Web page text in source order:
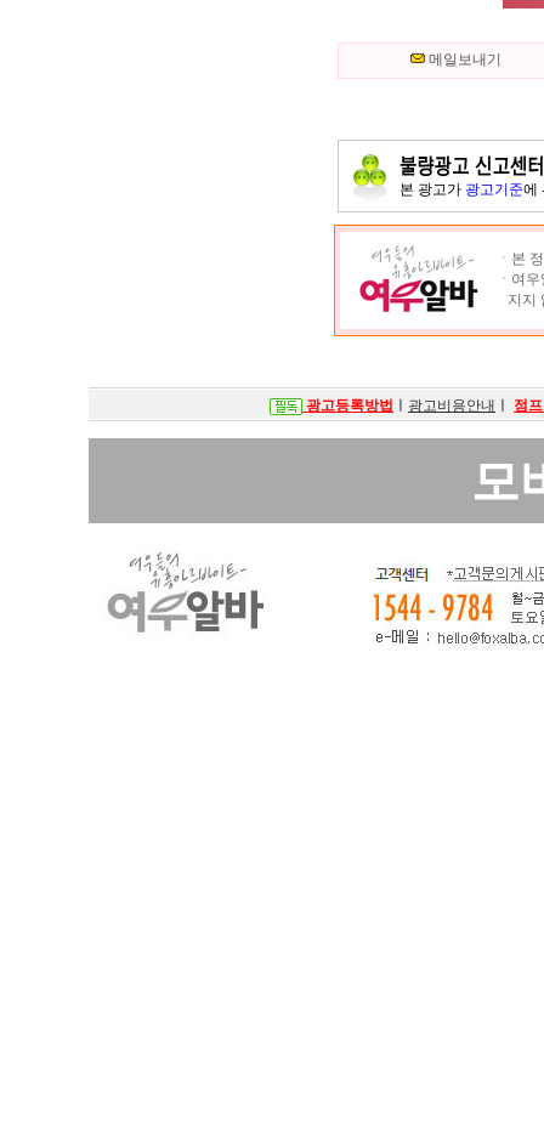
메일보내기
본 광고가 광고기준에
ㆍ본
ㆍ여
지지
광고등록방법 광고비용안내 점
모